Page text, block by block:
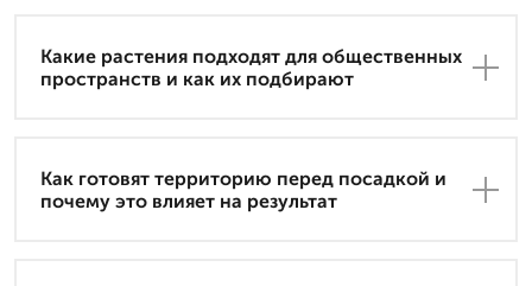
Какие растения подходят для общественных
пространств и как их подбирают
Как готовят территорию перед посадкой и
почему это влияет на результат